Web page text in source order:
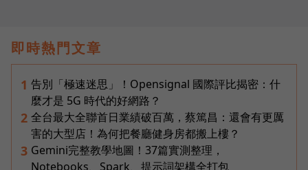
即時熱門文章
1 告別「極速迷思」！Opensignal 國際評比揭密：什
麼才是 5G 時代的好網路？
2 全台最大全聯首日業績破百萬，蔡篤昌：還會有更厲
害的大型店！為何把餐廳健身房都搬上樓？
3 Gemini完整教學地圖！37篇實測整理，
Notebooks、Spark、提示詞架構全打包